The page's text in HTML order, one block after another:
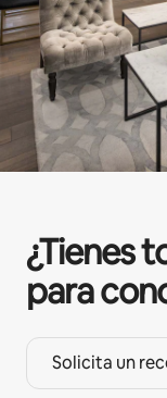
¿Tienes
para
Solicita un